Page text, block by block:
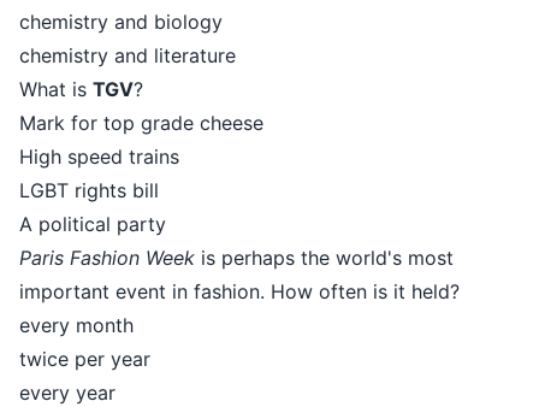
chemistry and biology
chemistry and literature
What is TGV?
Mark for top grade cheese
High speed trains
LGBT rights bill
A political party
Paris Fashion Week is perhaps the world's most
important event in fashion. How often is it held?
every month
twice per year
every year